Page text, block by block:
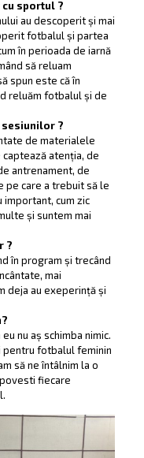
sportul ?
au descoperit și mai
fotbalul și partea
în perioada de iarnă
să reluam
spun este că în
reluăm fotbalul și de
sesiunilor ?
de materialele
atenția, de
antrenament, de
pe care a trebuit să le
cum zic
și suntem mai
?
în program și trecând
mai
deja au exeperință și
nu aș schimba nimic.
pentru fotbalul feminin
să ne întâlnim la o
fiecare